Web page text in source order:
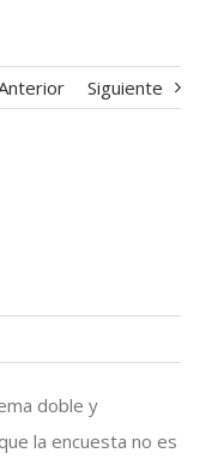
Siguiente
doble y
la encuesta no es